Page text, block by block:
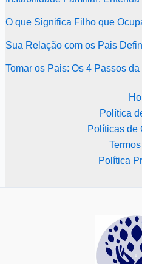
O que Significa Filho que
Sua Relação com os Pais
Tomar os Pais: Os 4 Passos
Política
Políticas de
Política